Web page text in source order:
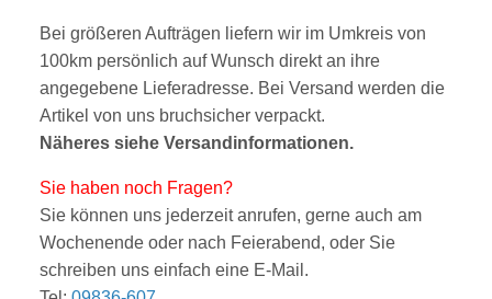
Bei größeren Aufträgen liefern wir im Umkreis von
100km persönlich auf Wunsch direkt an ihre
angegebene Lieferadresse. Bei Versand werden die
Artikel von uns bruchsicher verpackt.
Näheres siehe Versandinformationen.
Sie haben noch Fragen?
Sie können uns jederzeit anrufen, gerne auch am
Wochenende oder nach Feierabend, oder Sie
schreiben uns einfach eine E-Mail.